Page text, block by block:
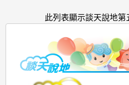
此列表顯示談天說地